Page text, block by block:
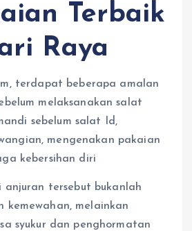
Terbaik
Raya
terdapat beberapa amalan
melaksanakan salat
sebelum salat Id,
mengenakan pakaian
kebersihan diri
anjuran tersebut bukanlah
kemewahan, melainkan
syukur dan penghormatan